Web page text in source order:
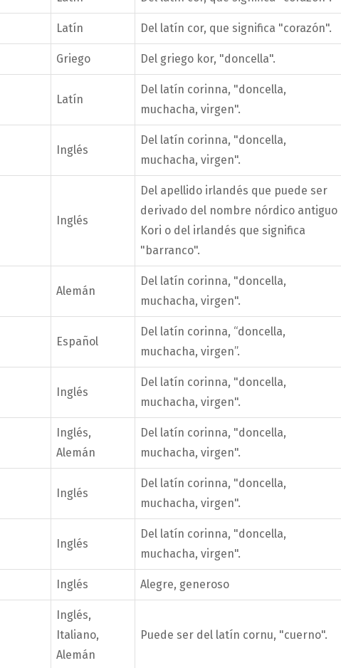
Latín Del latín cor, que significa "corazón".
Griego Del griego kor, "doncella".
Latín
Del latín corinna, "doncella,
muchacha, virgen".
Inglés
Del latín corinna, "doncella,
muchacha, virgen".
Inglés
Del apellido irlandés que puede ser
derivado del nombre nórdico antiguo
Kori o del irlandés que significa
"barranco".
Alemán
Del latín corinna, "doncella,
muchacha, virgen".
Español
Del latín corinna, “doncella,
muchacha, virgen”.
Inglés
Del latín corinna, "doncella,
muchacha, virgen".
Inglés,
Alemán
Del latín corinna, "doncella,
muchacha, virgen".
Inglés
Del latín corinna, "doncella,
muchacha, virgen".
Inglés
Del latín corinna, "doncella,
muchacha, virgen".
Inglés Alegre, generoso
Inglés,
Italiano,
Alemán
Puede ser del latín cornu, "cuerno".